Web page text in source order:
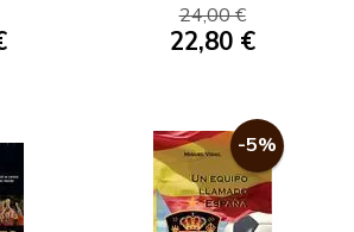
24,00 €
22,80 €
-5%